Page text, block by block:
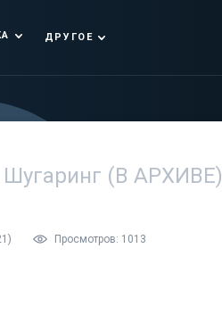
ДРУГОЕ
(В АРХИВЕ)
Просмотров: 1013